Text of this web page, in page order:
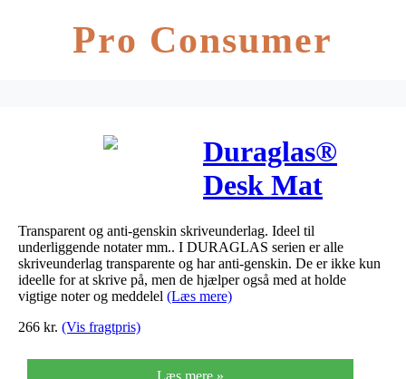
Pro Consumer
Duraglas®
Desk Mat
Transparent og anti-genskin skriveunderlag. Ideel til
underliggende notater mm.. I DURAGLAS serien er alle
skriveunderlag transparente og har anti-genskin. De er ikke kun
ideelle for at skrive på, men de hjælper også med at holde
vigtige noter og meddelel (Læs mere)
266 kr. (Vis fragtpris)
Læs mere »